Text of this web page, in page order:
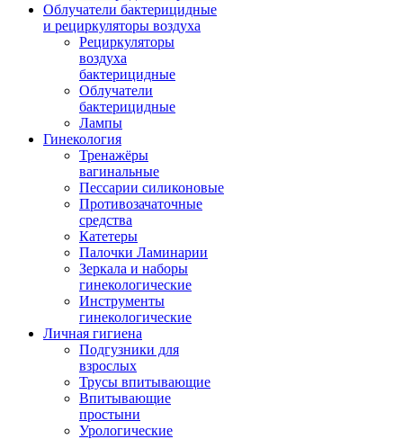
Облучатели бактерицидные
и рециркуляторы воздуха
Рециркуляторы
воздуха
бактерицидные
Облучатели
бактерицидные
Лампы
Гинекология
Тренажёры
вагинальные
Пессарии силиконовые
Противозачаточные
средства
Катетеры
Палочки Ламинарии
Зеркала и наборы
гинекологические
Инструменты
гинекологические
Личная гигиена
Подгузники для
взрослых
Трусы впитывающие
Впитывающие
простыни
Урологические